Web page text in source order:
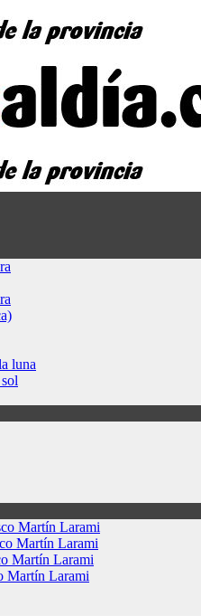
luna
Martín Larami
Martín Larami
Martín Larami
Martín Larami